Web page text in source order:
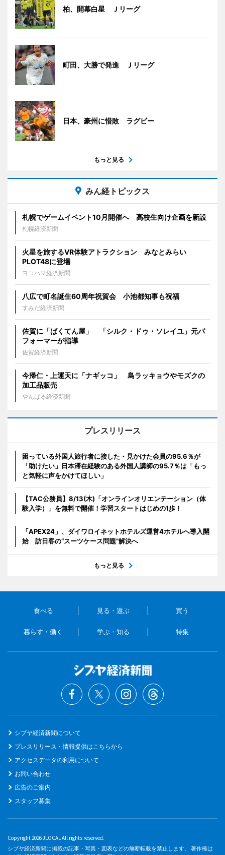
柏、開幕白星 Ｊリーグ
町田、大勝で発進 Ｊリーグ
日本、豪州に惜敗 ラグビー
もっと見る
みん経トピックス
札幌でゲームイベント10月開催へ 高校生向け企画を新設
札幌経済新聞
火星を旅するVR体験アトラクション みなとみらい
PLOT48に登場
ヨコハマ経済新聞
八広で町名誕生60周年祝賀会 小池都知事も祝福
すみだ経済新聞
佐賀に「ばくてん屋」 「シルク・ドゥ・ソレイユ」元パ
フォーマーが指導
佐賀経済新聞
今帰仁・上運天に「ナギッコ」 島ラッキョウやモズクの
加工品販売
やんばる経済新聞
プレスリリース
困っている外国人旅行者に接した・見かけた会員の95.6％が
「助けたい」日本滞在経験のある外国人講師の95.7％は「もっ
と気軽に声をかけてほしい」
【TAC公務員】8/13(木)「オンラインオリエンテーション（体
験入学）」を無料で開催！学習スタートはじめの1歩！
「APEX24」、ダイワロイネットホテルズ運営4ホテルへ導入開
始 訪日客の“スーツケース問題”解決へ
もっと見る
食べる 見る・遊ぶ 買う
暮らす・働く 学ぶ・知る 特集
シブヤ経済新聞について
プレスリリース・情報提供はこちらから
アクセスデータの利用について
お問い合わせ
広告のご案内
スタッフ募集
Copyright 2026 JLOCAL All rights reserved.
シブヤ経済新聞に掲載の記事・写真・図表などの無断転載を禁止します。 著作権は